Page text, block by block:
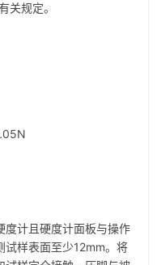
规定。
度计且硬度计面板与操作
试样表面至少12mm。将